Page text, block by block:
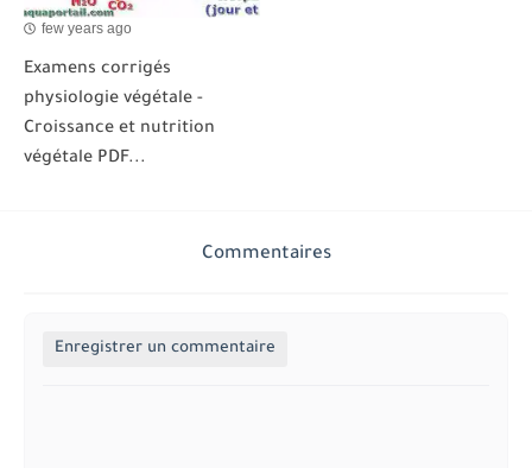
few years ago
Examens corrigés
physiologie végétale -
Croissance et nutrition
végétale PDF...
Commentaires
Enregistrer un commentaire